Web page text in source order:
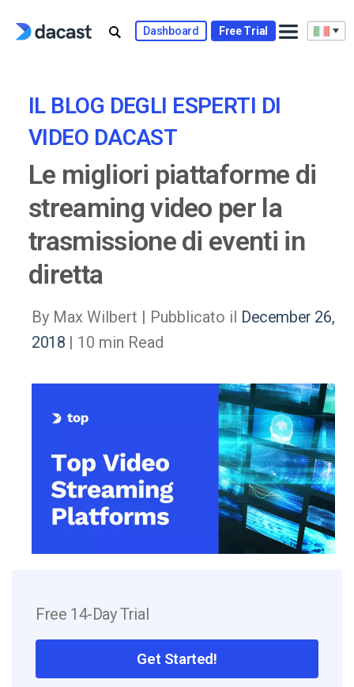
Dashboard Free Trial
IL BLOG DEGLI ESPERTI DI
VIDEO DACAST
Le migliori piattaforme di
streaming video per la
trasmissione di eventi in
diretta
By Max Wilbert | Pubblicato il December 26,
2018 | 10 min Read
Free 14-Day Trial
Get Started!